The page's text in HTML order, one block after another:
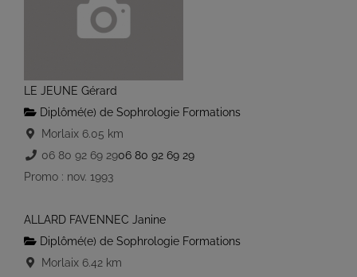
LE JEUNE Gérard
Diplômé(e) de Sophrologie Formations
Morlaix 6.05 km
06 80 92 69 2906 80 92 69 29
Promo : nov. 1993
ALLARD FAVENNEC Janine
Diplômé(e) de Sophrologie Formations
Morlaix 6.42 km